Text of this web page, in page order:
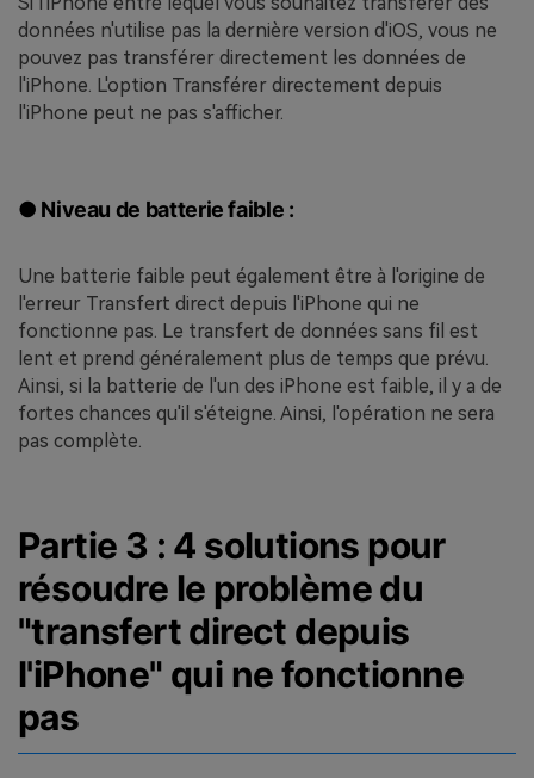
données n'utilise pas la dernière version d'iOS, vous ne
pouvez pas transférer directement les données de
l'iPhone. L'option Transférer directement depuis
l'iPhone peut ne pas s'afficher.
● Niveau de batterie faible :
Une batterie faible peut également être à l'origine de
l'erreur Transfert direct depuis l'iPhone qui ne
fonctionne pas. Le transfert de données sans fil est
lent et prend généralement plus de temps que prévu.
Ainsi, si la batterie de l'un des iPhone est faible, il y a de
fortes chances qu'il s'éteigne. Ainsi, l'opération ne sera
pas complète.
Partie 3 : 4 solutions pour
résoudre le problème du
"transfert direct depuis
l'iPhone" qui ne fonctionne
pas